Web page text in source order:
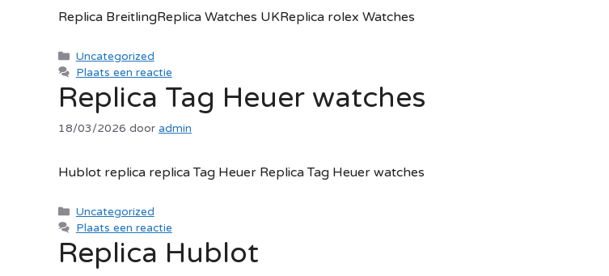
Replica BreitlingReplica Watches UKReplica rolex Watches
Categorieën
Uncategorized
Plaats een reactie
Replica Tag Heuer watches
18/03/2026 door admin
Hublot replica replica Tag Heuer Replica Tag Heuer watches
Categorieën
Uncategorized
Plaats een reactie
Replica Hublot